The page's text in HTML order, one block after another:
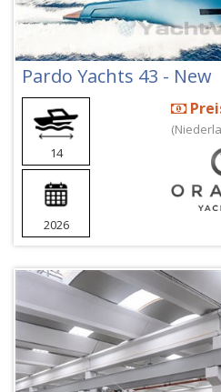
Pardo Yachts 43 - New
14
2026